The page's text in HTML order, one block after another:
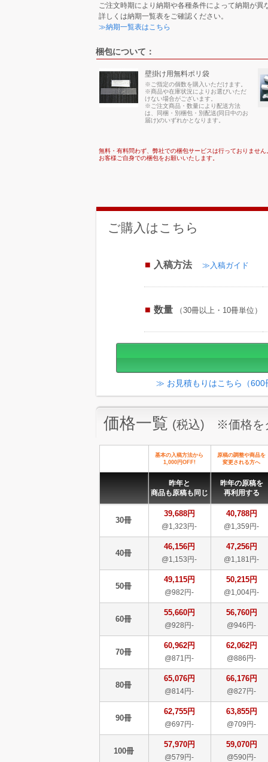
ご注文時期により納期や各種条件によって納期が異
詳しくは納期一覧表をご確認ください。
≫納期一覧表はこちら
梱包について：
壁掛け用無料ポリ袋
※ご指定の個数を購入いただけます。
※商品や在庫状況によりお選びいただ
けない場合がございます。
※ご注文商品・数量により配送方法
は、同梱・別梱包・別配送(同日中のお
届け)のいずれかとなります。
無料・有料問わず、弊社での梱包サービスは行っておりません
お客様ご自身での梱包をお願いいたします。
ご購入はこちら
入稿方法 ≫入稿ガイド
数量 （30冊以上・10冊単位）
≫ お見積もりはこちら（600
価格一覧 (税込) ※価格を
基本の入稿方法から
1,000円OFF!
原稿の調整や商品を
変更される方へ
昨年と
商品も原稿も同じ
昨年の原稿を
再利用する
30冊
39,688円
@1,323円-
40,788円
@1,359円-
40冊
46,156円
@1,153円-
47,256円
@1,181円-
50冊
49,115円
@982円-
50,215円
@1,004円-
60冊
55,660円
@928円-
56,760円
@946円-
70冊
60,962円
@871円-
62,062円
@886円-
80冊
65,076円
@814円-
66,176円
@827円-
90冊
62,755円
@697円-
63,855円
@709円-
100冊
57,970円
@579円-
59,070円
@590円-